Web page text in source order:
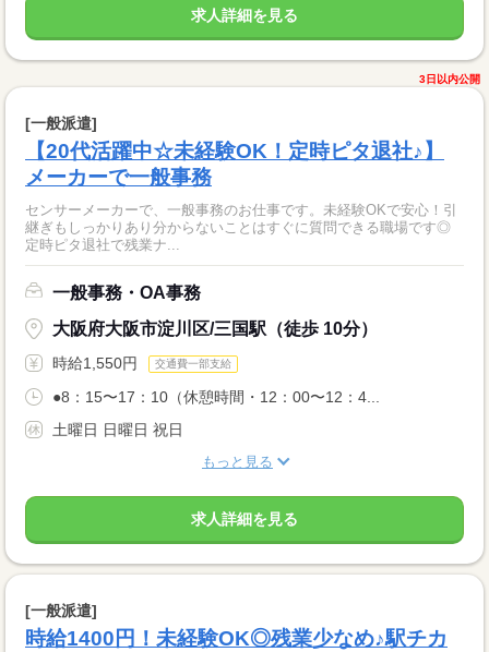
求人詳細を見る
3日以内公開
[一般派遣]
【20代活躍中☆未経験OK！定時ピタ退社♪】
メーカーで一般事務
センサーメーカーで、一般事務のお仕事です。未経験OKで安心！引
継ぎもしっかりあり分からないことはすぐに質問できる職場です◎
定時ピタ退社で残業ナ...
一般事務・OA事務
大阪府大阪市淀川区/三国駅（徒歩 10分）
時給1,550円 交通費一部支給
●8：15〜17：10（休憩時間・12：00〜12：4...
土曜日 日曜日 祝日
もっと見る
求人詳細を見る
[一般派遣]
時給1400円！未経験OK◎残業少なめ♪駅チカ